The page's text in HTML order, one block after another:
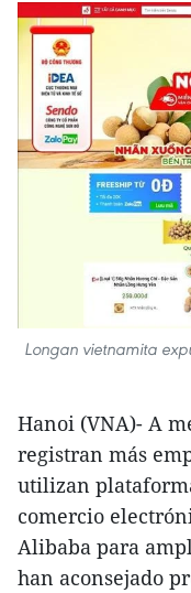
Longan vietnamita
Hanoi (VNA)- A
registran más
utilizan
comercio
Alibaba para
han aconsejado